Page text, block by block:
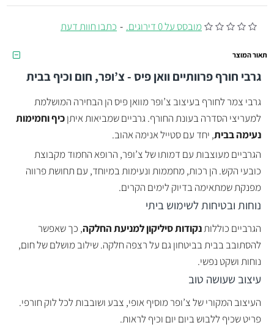
מובסס על 0 דירוגים. - כתבו חוות דעת
תאור המוצר
גרבי חורף פרוותיים וואן פיס - צ’ופר, חום וכיף בבית
גרבי צמר לחורף בעיצוב צ’ופר מוואן פיס הן הבחירה המושלמת
למעריצי הסדרה בעונת החורף. גרביים שמביאות איתןכיף וחמימות
נעימה בבית, יחד עם סטייל אנימה אהוב.
הגרביים מעוצבות עם דמותו של צ’ופר, הרופא החמוד מקבוצת
כובעי הקש. הן רכות, מחממות ונעימות במיוחד, עם תחושת פרווה
מפנקת שמתאימה בדיוק לימים הקרים.
נוחות ובטיחות לשימוש ביתי
הגרביים כוללותנקודות סיליקון למניעת החלקה, כך שאפשר
להסתובב בבית בביטחון גם על רצפה חלקה. שילוב מושלם של חום,
נוחות ושקט נפשי.
עיצוב שעושה טוב
העיצוב המקורי של צ’ופר מוסיף אופי, צבע ושובבות לכל לוק חורפי.
פריט שכיף ללבוש ביום יום וכיף לראות.